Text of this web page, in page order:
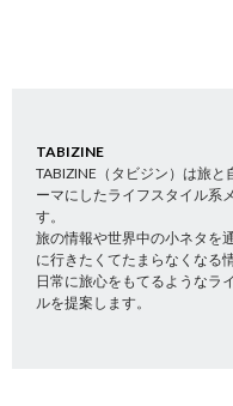
TABIZINE
TABIZINE（タビジン）は旅と
ーマにしたライフスタイル系
す。
旅の情報や世界中の小ネタを
に行きたくてたまらなくなる情
日常に旅心をもてるようなラ
ルを提案します。